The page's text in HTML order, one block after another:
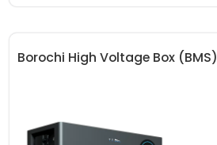
Borochi High Voltage Box (BMS)